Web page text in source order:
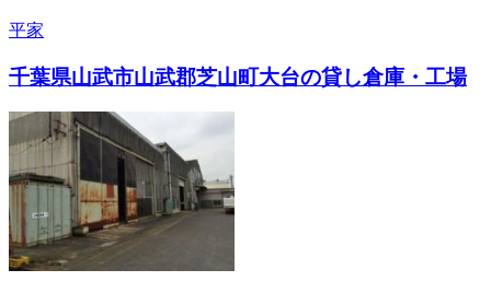
平家
千葉県山武市山武郡芝山町大台の貸し倉庫・工場